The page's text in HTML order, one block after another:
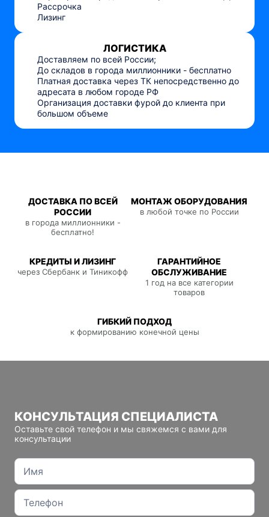
Рассрочка
Лизинг
ЛОГИСТИКА
Доставляем по всей России;
До складов в города миллионники - бесплатно
Платная доставка через ТК непосредственно до
адресата в любом городе РФ
Организация доставки фурой до клиента при
большом объеме
ДОСТАВКА ПО ВСЕЙ
РОССИИ
в города миллионники -
бесплатно!
МОНТАЖ ОБОРУДОВАНИЯ
в любой точке по России
КРЕДИТЫ И ЛИЗИНГ
через Сбербанк и Тиникофф
ГАРАНТИЙНОЕ
ОБСЛУЖИВАНИЕ
1 год на все категории
товаров
ГИБКИЙ ПОДХОД
к формированию конечной цены
КОНСУЛЬТАЦИЯ СПЕЦИАЛИСТА
Оставьте свой телефон и мы свяжемся с вами для
консультации